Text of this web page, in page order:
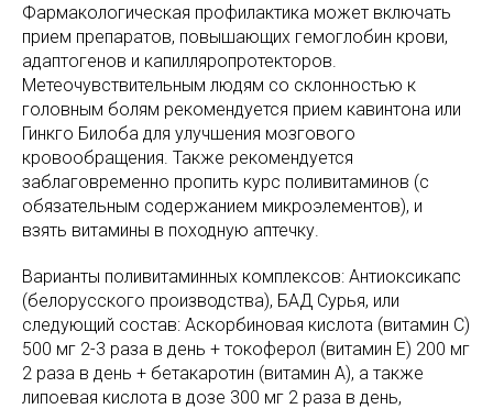
Фармакологическая профилактика может включать
прием препаратов, повышающих гемоглобин крови,
адаптогенов и капилляропротекторов.
Метеочувствительным людям со склонностью к
головным болям рекомендуется прием кавинтона или
Гинкго Билоба для улучшения мозгового
кровообращения. Также рекомендуется
заблаговременно пропить курс поливитаминов (с
обязательным содержанием микроэлементов), и
взять витамины в походную аптечку.
Варианты поливитаминных комплексов: Антиоксикапс
(белорусского производства), БАД Сурья, или
следующий состав: Аскорбиновая кислота (витамин С)
500 мг 2-3 раза в день + токоферол (витамин Е) 200 мг
2 раза в день + бетакаротин (витамин А), а также
липоевая кислота в дозе 300 мг 2 раза в день,